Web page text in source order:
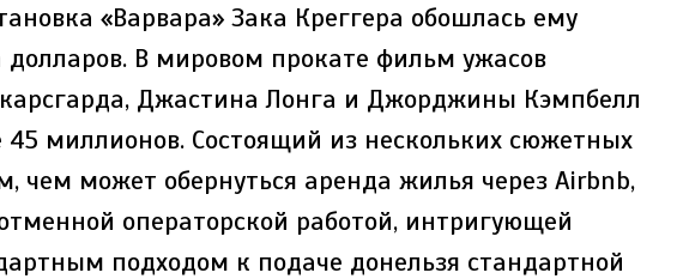
«Варвара» Зака Креггера обошлась ему
В мировом прокате фильм ужасов
Джастина Лонга и Джорджины Кэмпбелл
45 миллионов. Состоящий из нескольких сюжетных
чем может обернуться аренда жилья через Airbnb,
операторской работой, интригующей
подходом к подаче донельзя стандартной